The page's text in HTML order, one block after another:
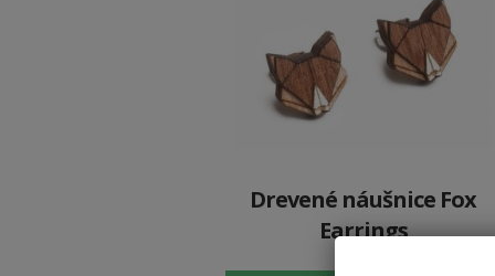
Drevené náušnice Fox
Earrings